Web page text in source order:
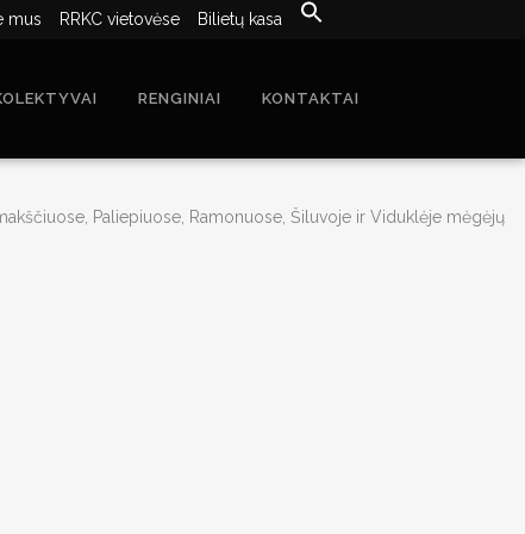
mus RRKC vietovėse Bilietų kasa
RENGINIAI KONTAKTAI
Paliepiuose, Ramonuose, Šiluvoje ir Viduklėje mėgėjų